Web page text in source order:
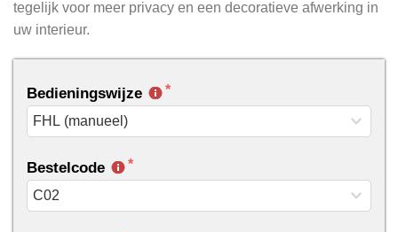
tegelijk voor meer privacy en een decoratieve afwerking in
uw interieur.
Bedieningswijze
Bestelcode